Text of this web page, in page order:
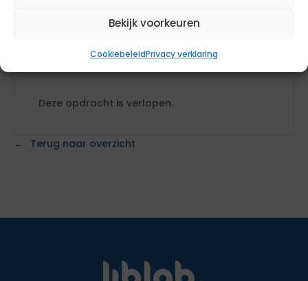
Bekijk voorkeuren
CookiebeleidPrivacy verklaring
Deze opdracht is verlopen.
Terug naar overzicht